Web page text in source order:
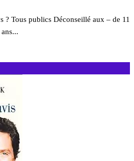
? Tous publics Déconseillé aux – de 11